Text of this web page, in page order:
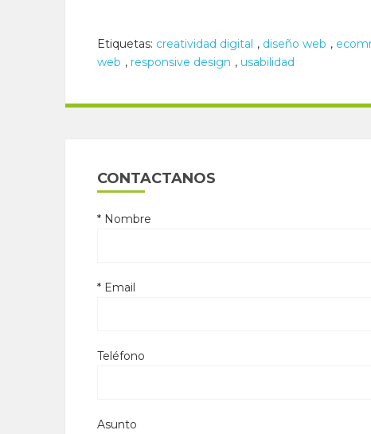
Etiquetas: creatividad digital , diseño web ,
web , responsive design , usabilidad
CONTACTANOS
* Nombre
* Email
Teléfono
Asunto